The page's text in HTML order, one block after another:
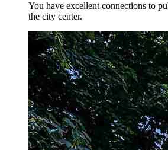
You have excellent connections to
the city center.